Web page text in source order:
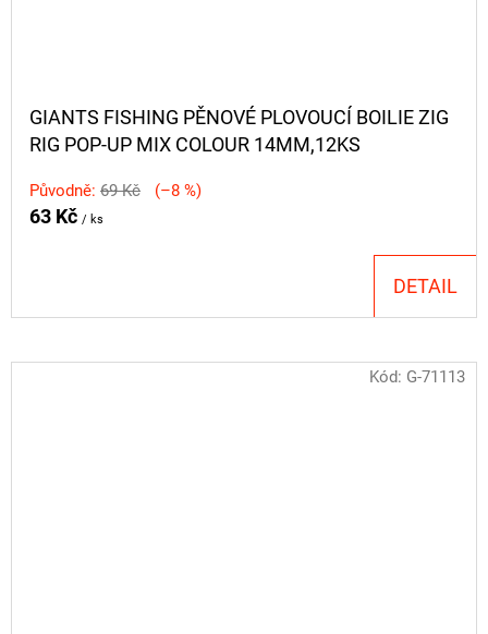
GIANTS FISHING PĚNOVÉ PLOVOUCÍ BOILIE ZIG
RIG POP-UP MIX COLOUR 14MM,12KS
Původně: 69 Kč (–8 %)
63 Kč / ks
DETAIL
Kód: G-71113